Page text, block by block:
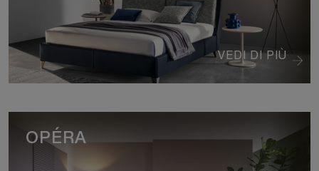
VEDI DI PIÙ
OPÉRA